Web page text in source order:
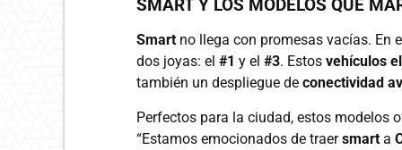
SMART Y LOS MODELOS QUE
Smart no llega con promesas vacías. En
dos joyas: el #1 y el #3. Estos vehículos
también un despliegue de conectividad
Perfectos para la ciudad, estos modelos
“Estamos emocionados de traersmart a